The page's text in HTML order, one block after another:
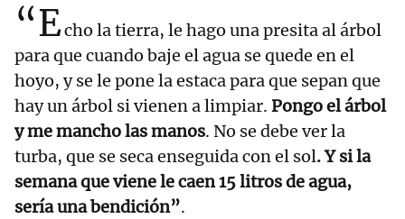
“Echo la tierra, le hago una presita al árbol
para que cuando baje el agua se quede en el
hoyo, y se le pone la estaca para que sepan que
hay un árbol si vienen a limpiar. Pongo el árbol
y me mancho las manos. No se debe ver la
turba, que se seca enseguida con el sol. Y si la
semana que viene le caen 15 litros de agua,
sería una bendición”.